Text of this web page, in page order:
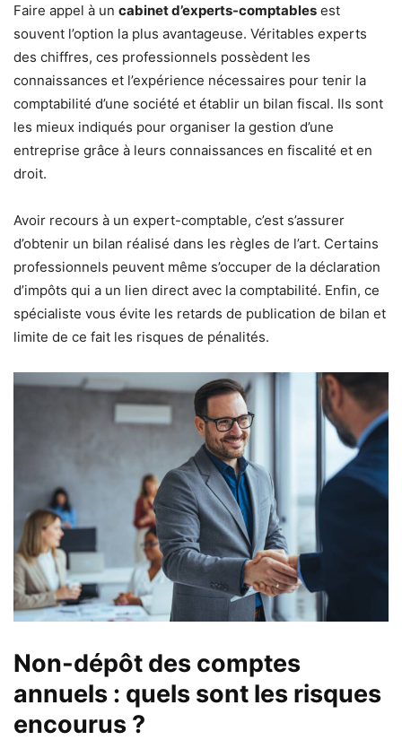
Faire appel à un cabinet d’experts-comptables est
souvent l’option la plus avantageuse. Véritables experts
des chiffres, ces professionnels possèdent les
connaissances et l’expérience nécessaires pour tenir la
comptabilité d’une société et établir un bilan fiscal. Ils sont
les mieux indiqués pour organiser la gestion d’une
entreprise grâce à leurs connaissances en fiscalité et en
droit.
Avoir recours à un expert-comptable, c’est s’assurer
d’obtenir un bilan réalisé dans les règles de l’art. Certains
professionnels peuvent même s’occuper de la déclaration
d’impôts qui a un lien direct avec la comptabilité. Enfin, ce
spécialiste vous évite les retards de publication de bilan et
limite de ce fait les risques de pénalités.
Non-dépôt des comptes
annuels : quels sont les risques
encourus ?